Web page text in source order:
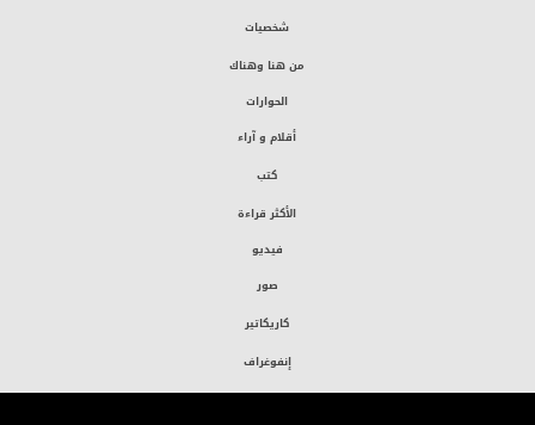
شخصيات
من هنا وهناك
الحوارات
أقلام و آراء
كتب
الأكثر قراءة
فيديو
صور
كاريكاتير
إنفوغراف